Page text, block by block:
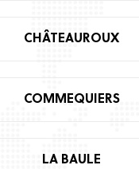
CHÂTEAUROUX
COMMEQUIERS
LA BAULE